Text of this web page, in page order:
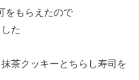
をもらえたので
た
茶クッキーとちらし寿司を